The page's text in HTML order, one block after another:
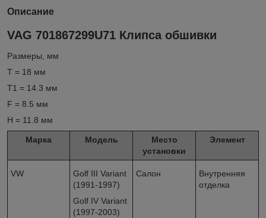
Описание
VAG 701867299U71 Клипса обшивки
Размеры, мм
T = 18 мм
T1 = 14.3 мм
F = 8.5 мм
H = 11.8 мм
Марка Модель
Место
установки
Элемент
VW
Golf III Variant
(1991-1997)
Golf IV Variant
(1997-2003)
Салон
Внутренняя
отделка